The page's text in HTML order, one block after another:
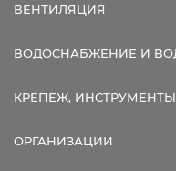
ВЕНТИЛЯЦИЯ
ВОДОСНАБЖЕНИЕ И
КРЕПЕЖ,
ОРГАНИЗАЦИИ